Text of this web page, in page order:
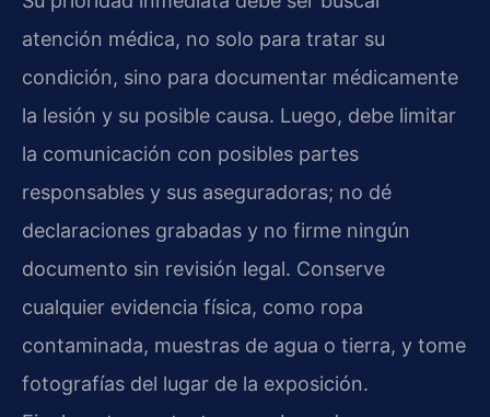
atención médica, no solo para tratar su
condición, sino para documentar médicamente
la lesión y su posible causa. Luego, debe limitar
la comunicación con posibles partes
responsables y sus aseguradoras; no dé
declaraciones grabadas y no firme ningún
documento sin revisión legal. Conserve
cualquier evidencia física, como ropa
contaminada, muestras de agua o tierra, y tome
fotografías del lugar de la exposición.